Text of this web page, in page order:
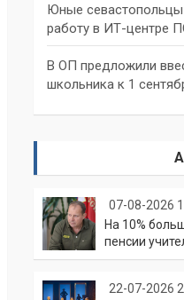
Юные севастопольцы
работу в ИТ-центре
В ОП предложили
школьника к 1
07-08-2026
На 10%
пенсии
22-07-2026